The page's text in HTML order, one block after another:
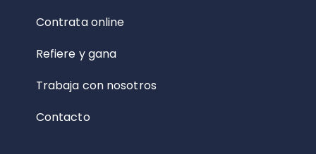
Contrata online
Refiere y gana
Trabaja con nosotros
Contacto